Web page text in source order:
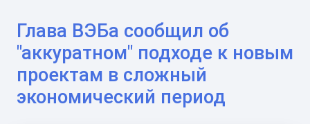
Глава ВЭБа сообщил об
"аккуратном" подходе к новым
проектам в сложный
экономический период